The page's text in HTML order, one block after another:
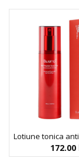
172.00